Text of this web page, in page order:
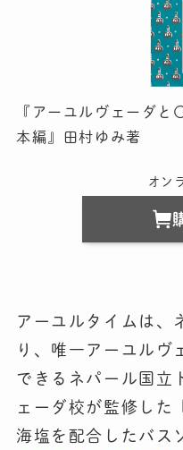
『アーユルヴェーダ
本編』田村ゆみ著
オン
アーユルタイムは、
り、唯一アーユルヴ
できるネパール国立
ェーダ校が監修した
海塩を配合したバス